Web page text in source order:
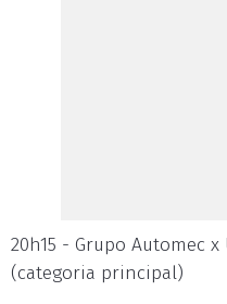
20h15 - Grupo Automec
(categoria principal)